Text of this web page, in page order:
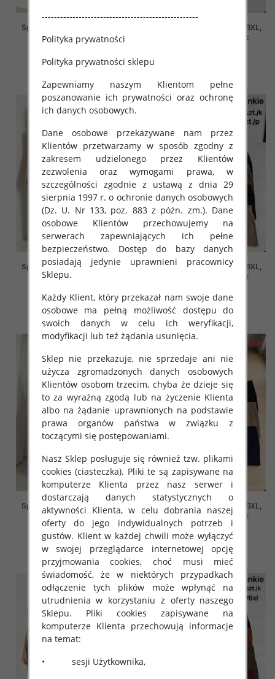
Spodnie damskie Roz 2XL-6XL,
Mix Kolor Paczka 12 szt
16.00 zł
szczegóły
Spodnie damskie Roz 2XL-6XL,
Mix Kolor Paczka 12 szt
Spodnie damskie Roz 2XL-6XL,
Mix Kolor Paczka 12 szt
16.00 zł
szczegóły
Spodnie damskie Roz 2XL-6XL,
Mix Kolor Paczka 12 szt
16.00 zł
szczegóły
Spodnie damskie Roz 2XL-6XL,
Mix Kolor Paczka 12 szt
16.00 zł
szczegóły
Spodnie damskie Roz 2XL-6XL,
Mix Kolor Paczka 12 szt
16.00 zł
szczegóły
---------------------------------------------------
Polityka prywatności
Polityka prywatności sklepu
Zapewniamy naszym Klientom pełne
poszanowanie ich prywatności oraz ochronę
ich danych osobowych.
Dane osobowe przekazywane nam przez
Klientów przetwarzamy w sposób zgodny z
zakresem udzielonego przez Klientów
zezwolenia oraz wymogami prawa, w
szczególności zgodnie z ustawą z dnia 29
sierpnia 1997 r. o ochronie danych osobowych
(Dz. U. Nr 133, poz. 883 z późn. zm.). Dane
osobowe Klientów przechowujemy na
serwerach zapewniających ich pełne
bezpieczeństwo. Dostęp do bazy danych
posiadają jedynie uprawnieni pracownicy
Sklepu.
Każdy Klient, który przekazał nam swoje dane
osobowe ma pełną możliwość dostępu do
swoich danych w celu ich weryfikacji,
modyfikacji lub też żądania usunięcia.
Sklep nie przekazuje, nie sprzedaje ani nie
użycza zgromadzonych danych osobowych
Klientów osobom trzecim, chyba że dzieje się
to za wyraźną zgodą lub na życzenie Klienta
albo na żądanie uprawnionych na podstawie
prawa organów państwa w związku z
toczącymi się postępowaniami.
Nasz Sklep posługuje się również tzw. plikami
cookies (ciasteczka). Pliki te są zapisywane na
komputerze Klienta przez nasz serwer i
dostarczają danych statystycznych o
aktywności Klienta, w celu dobrania naszej
oferty do jego indywidualnych potrzeb i
gustów. Klient w każdej chwili może wyłączyć
w swojej przeglądarce internetowej opcję
przyjmowania cookies, choć musi mieć
świadomość, że w niektórych przypadkach
odłączenie tych plików może wpłynąć na
utrudnienia w korzystaniu z oferty naszego
Sklepu. Pliki cookies zapisywane na
komputerze Klienta przechowują informacje
na temat:
• sesji Użytkownika,